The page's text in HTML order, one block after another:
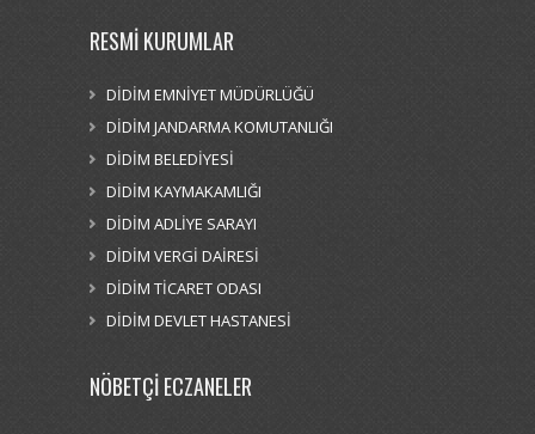
RESMİ KURUMLAR
DİDİM EMNİYET MÜDÜRLÜĞÜ
DİDİM JANDARMA KOMUTANLIĞI
DİDİM BELEDİYESİ
DİDİM KAYMAKAMLIĞI
DİDİM ADLİYE SARAYI
DİDİM VERGİ DAİRESİ
DİDİM TİCARET ODASI
DİDİM DEVLET HASTANESİ
NÖBETÇİ ECZANELER